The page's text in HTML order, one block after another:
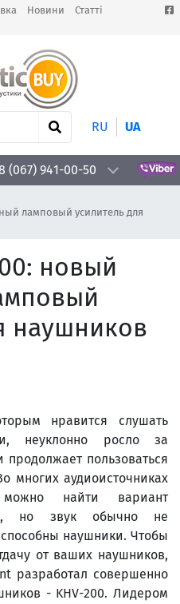
Новини
Статті
RU UA
(067) 941-00-50
ламповый усилитель для
новый
наушников
нравится слушать
неуклонно росло за
продолжает пользоваться
многих аудиоисточниках
найти вариант
но звук обычно не
способны наушники. Чтобы
от ваших наушников,
разработал совершенно
- KHV-200. Лидером